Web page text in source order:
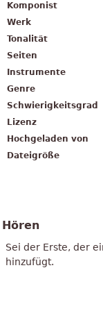
Komponist
Werk
Tonalität
Seiten
Instrumente
Genre
Schwierigkeitsgrad
Lizenz
Hochgeladen von
Dateigröße
Hören
Sei der Erste, der
hinzufügt.